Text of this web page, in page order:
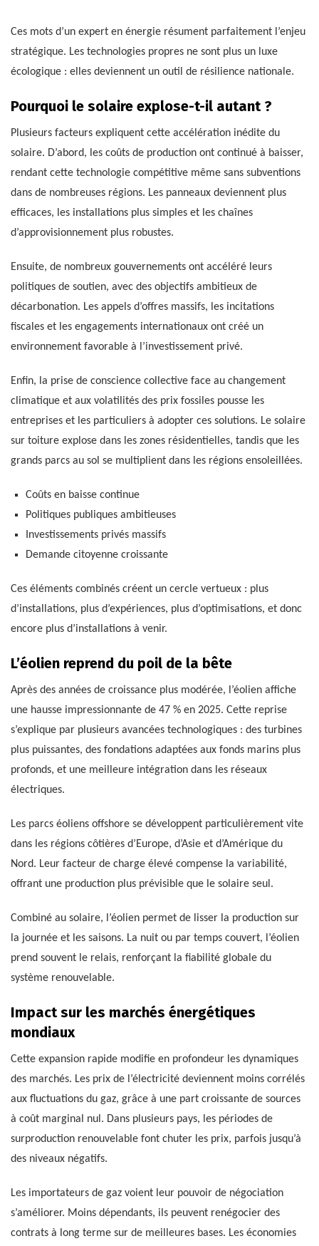
Ces mots d’un expert en énergie résument parfaitement l’enjeu
stratégique. Les technologies propres ne sont plus un luxe
écologique : elles deviennent un outil de résilience nationale.
Pourquoi le solaire explose-t-il autant ?
Plusieurs facteurs expliquent cette accélération inédite du
solaire. D’abord, les coûts de production ont continué à baisser,
rendant cette technologie compétitive même sans subventions
dans de nombreuses régions. Les panneaux deviennent plus
efficaces, les installations plus simples et les chaînes
d’approvisionnement plus robustes.
Ensuite, de nombreux gouvernements ont accéléré leurs
politiques de soutien, avec des objectifs ambitieux de
décarbonation. Les appels d’offres massifs, les incitations
fiscales et les engagements internationaux ont créé un
environnement favorable à l’investissement privé.
Enfin, la prise de conscience collective face au changement
climatique et aux volatilités des prix fossiles pousse les
entreprises et les particuliers à adopter ces solutions. Le solaire
sur toiture explose dans les zones résidentielles, tandis que les
grands parcs au sol se multiplient dans les régions ensoleillées.
Coûts en baisse continue
Politiques publiques ambitieuses
Investissements privés massifs
Demande citoyenne croissante
Ces éléments combinés créent un cercle vertueux : plus
d’installations, plus d’expériences, plus d’optimisations, et donc
encore plus d’installations à venir.
L’éolien reprend du poil de la bête
Après des années de croissance plus modérée, l’éolien affiche
une hausse impressionnante de 47 % en 2025. Cette reprise
s’explique par plusieurs avancées technologiques : des turbines
plus puissantes, des fondations adaptées aux fonds marins plus
profonds, et une meilleure intégration dans les réseaux
électriques.
Les parcs éoliens offshore se développent particulièrement vite
dans les régions côtières d’Europe, d’Asie et d’Amérique du
Nord. Leur facteur de charge élevé compense la variabilité,
offrant une production plus prévisible que le solaire seul.
Combiné au solaire, l’éolien permet de lisser la production sur
la journée et les saisons. La nuit ou par temps couvert, l’éolien
prend souvent le relais, renforçant la fiabilité globale du
système renouvelable.
Impact sur les marchés énergétiques
mondiaux
Cette expansion rapide modifie en profondeur les dynamiques
des marchés. Les prix de l’électricité deviennent moins corrélés
aux fluctuations du gaz, grâce à une part croissante de sources
à coût marginal nul. Dans plusieurs pays, les périodes de
surproduction renouvelable font chuter les prix, parfois jusqu’à
des niveaux négatifs.
Les importateurs de gaz voient leur pouvoir de négociation
s’améliorer. Moins dépendants, ils peuvent renégocier des
contrats à long terme sur de meilleures bases. Les économies